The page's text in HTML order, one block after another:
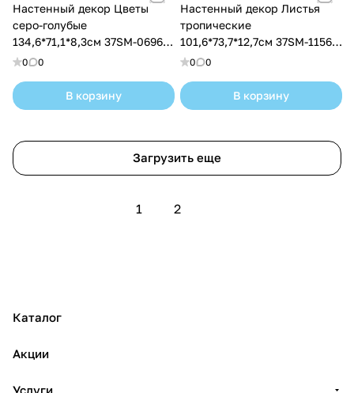
Настенный декор Цветы
серо-голубые
134,6*71,1*8,3см 37SM-0696 —
купить в Ставрополе с
0 0
В корзину
Настенный декор Листья
тропические
101,6*73,7*12,7см 37SM-1156
— купить в Ставрополе с
0 0
В корзину
Загрузить еще
1 2
Каталог
Акции
Услуги